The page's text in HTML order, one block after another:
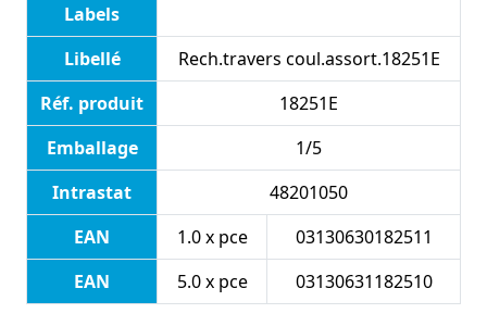
Labels
Libellé
Rech.travers coul.assort.18251E
Réf. produit
18251E
Emballage
1/5
Intrastat
48201050
EAN
1.0 x pce
03130630182511
EAN
5.0 x pce 03130631182510